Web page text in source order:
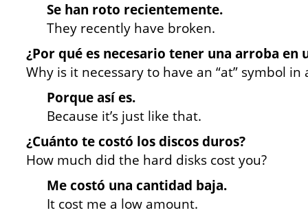
Se han roto recientemente.
They recently have broken.
¿Por qué es necesario tener una arroba en
Why is it necessary to have an “at” symbol in
Porque así es.
Because it’s just like that.
¿Cuánto te costó los discos duros?
How much did the hard disks cost you?
Me costó una cantidad baja.
It cost me a low amount.